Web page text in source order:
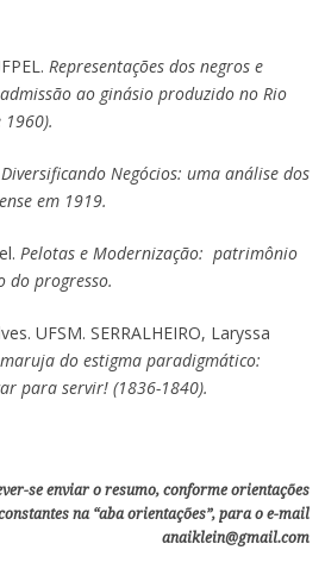
Representações dos negros e
ao ginásio produzido no Rio
1960).
Diversificando Negócios: uma análise dos
em 1919.
Pelotas e Modernização: patrimônio
do progresso.
UFSM. SERRALHEIRO, Laryssa
do estigma paradigmático:
para servir! (1836-1840).
se enviar o resumo, conforme orientações
na “aba orientações”, para o e-mail
anaiklein@gmail.com